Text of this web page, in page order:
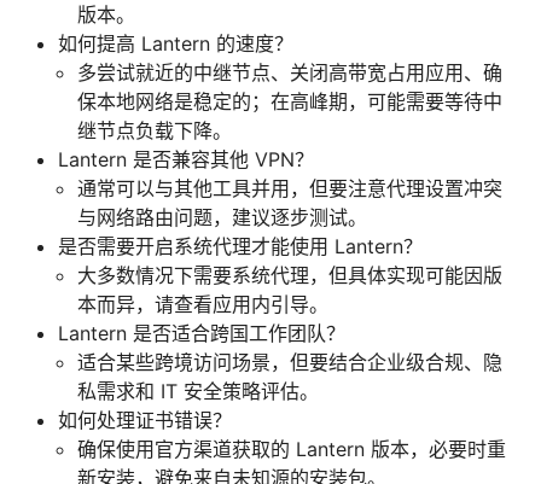
版本。
如何提高 Lantern 的速度？
多尝试就近的中继节点、关闭高带宽占用应用、确
保本地网络是稳定的；在高峰期，可能需要等待中
继节点负载下降。
Lantern 是否兼容其他 VPN？
通常可以与其他工具并用，但要注意代理设置冲突
与网络路由问题，建议逐步测试。
是否需要开启系统代理才能使用 Lantern？
大多数情况下需要系统代理，但具体实现可能因版
本而异，请查看应用内引导。
Lantern 是否适合跨国工作团队？
适合某些跨境访问场景，但要结合企业级合规、隐
私需求和 IT 安全策略评估。
如何处理证书错误？
确保使用官方渠道获取的 Lantern 版本，必要时重
新安装，避免来自未知源的安装包。